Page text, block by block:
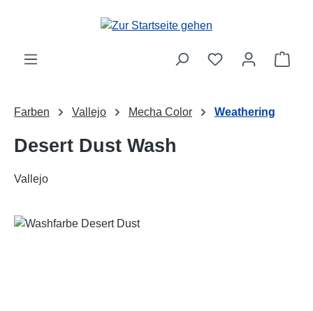
Zum Hauptinhalt springen
Farben Vallejo Mecha Color Weathering
Desert Dust Wash
Vallejo
Bildergalerie überspringen